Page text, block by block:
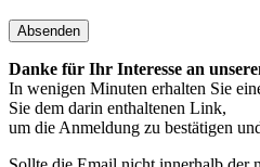
Absenden
Danke für Ihr Interesse an
In wenigen Minuten erhalten Sie
Sie dem darin enthaltenen Link,
um die Anmeldung zu bestätigen